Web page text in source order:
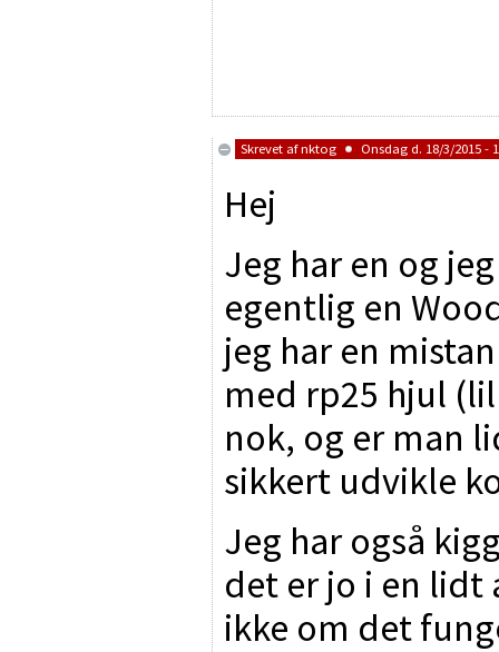
Skrevet afnktog Onsdag d. 18/3/2015 -
Hej
Jeg har en og
egentlig en
jeg har en
med rp25 hjul
nok, og er man
sikkert udvikle
Jeg har også
det er jo i en lidt
ikke om det